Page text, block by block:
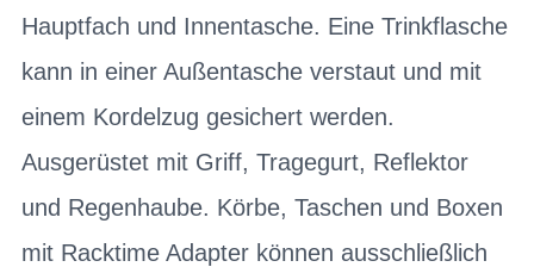
Hauptfach und Innentasche. Eine Trinkflasche
kann in einer Außentasche verstaut und mit
einem Kordelzug gesichert werden.
Ausgerüstet mit Griff, Tragegurt, Reflektor
und Regenhaube. Körbe, Taschen und Boxen
mit Racktime Adapter können ausschließlich